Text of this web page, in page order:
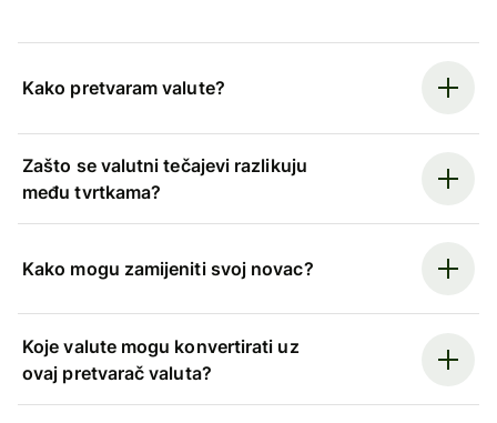
Kako pretvaram valute?
Zašto se valutni tečajevi razlikuju
među tvrtkama?
Kako mogu zamijeniti svoj novac?
Koje valute mogu konvertirati uz
ovaj pretvarač valuta?